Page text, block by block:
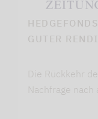
GUTER
Die Rückkehr
Nachfrage nach